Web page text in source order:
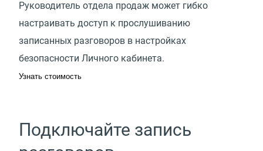
Руководитель отдела продаж может гибко
настраивать доступ к прослушиванию
записанных разговоров в настройках
безопасности Личного кабинета.
Узнать стоимость
Подключайте запись